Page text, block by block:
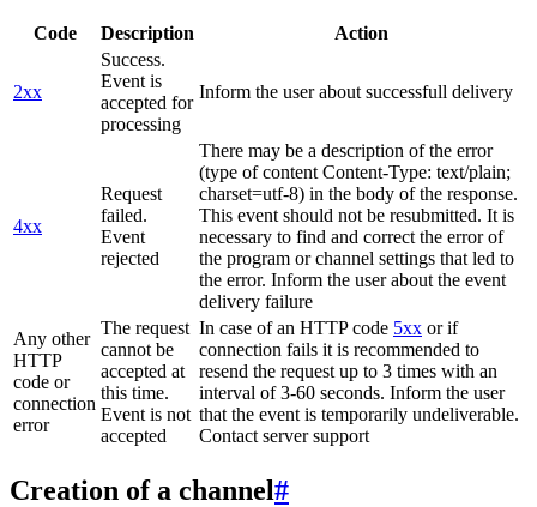
Code Description Action
2xx
Success.
Event is
accepted for
processing
Inform the user about successfull delivery
4xx
Request
failed.
Event
rejected
There may be a description of the error
(type of content Content-Type: text/plain;
charset=utf-8) in the body of the response.
This event should not be resubmitted. It is
necessary to find and correct the error of
the program or channel settings that led to
the error. Inform the user about the event
delivery failure
Any other
HTTP
code or
connection
error
The request
cannot be
accepted at
this time.
Event is not
accepted
In case of an HTTP code 5xx or if
connection fails it is recommended to
resend the request up to 3 times with an
interval of 3-60 seconds. Inform the user
that the event is temporarily undeliverable.
Contact server support
Creation of a channel#